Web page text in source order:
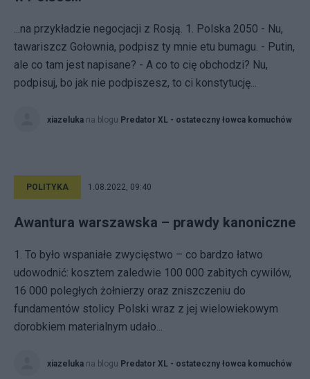
...na przykładzie negocjacji z Rosją. 1. Polska 2050 - Nu,
tawariszcz Gołownia, podpisz ty mnie etu bumagu. - Putin,
ale co tam jest napisane? - A co to cię obchodzi? Nu,
podpisuj, bo jak nie podpiszesz, to ci konstytucję...
xiazeluka na blogu Predator XL - ostateczny łowca komuchów
POLITYKA 1.08.2022, 09:40
Awantura warszawska – prawdy kanoniczne
1. To było wspaniałe zwycięstwo – co bardzo łatwo
udowodnić: kosztem zaledwie 100 000 zabitych cywilów,
16 000 poległych żołnierzy oraz zniszczeniu do
fundamentów stolicy Polski wraz z jej wielowiekowym
dorobkiem materialnym udało...
xiazeluka na blogu Predator XL - ostateczny łowca komuchów